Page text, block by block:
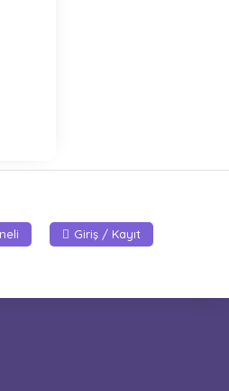
Giriş / Kayıt